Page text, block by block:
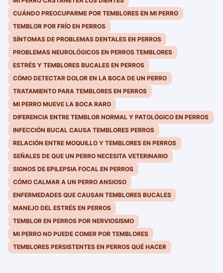
CUÁNDO PREOCUPARME POR TEMBLORES EN MI PERRO
TEMBLOR POR FRÍO EN PERROS
SÍNTOMAS DE PROBLEMAS DENTALES EN PERROS
PROBLEMAS NEUROLÓGICOS EN PERROS TEMBLORES
ESTRÉS Y TEMBLORES BUCALES EN PERROS
CÓMO DETECTAR DOLOR EN LA BOCA DE UN PERRO
TRATAMIENTO PARA TEMBLORES EN PERROS
MI PERRO MUEVE LA BOCA RARO
DIFERENCIA ENTRE TEMBLOR NORMAL Y PATOLÓGICO EN PERROS
INFECCIÓN BUCAL CAUSA TEMBLORES PERROS
RELACIÓN ENTRE MOQUILLO Y TEMBLORES EN PERROS
SEÑALES DE QUE UN PERRO NECESITA VETERINARIO
SIGNOS DE EPILEPSIA FOCAL EN PERROS
CÓMO CALMAR A UN PERRO ANSIOSO
ENFERMEDADES QUE CAUSAN TEMBLORES BUCALES
MANEJO DEL ESTRÉS EN PERROS
TEMBLOR EN PERROS POR NERVIOSISMO
MI PERRO NO PUEDE COMER POR TEMBLORES
TEMBLORES PERSISTENTES EN PERROS QUÉ HACER